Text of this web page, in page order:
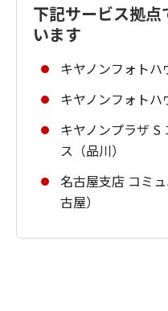
下記サービス拠点
います
キヤノンフォトハ
キヤノンフォトハ
キヤノンプラザ S
ス（品川）
名古屋支店 コミ
古屋）